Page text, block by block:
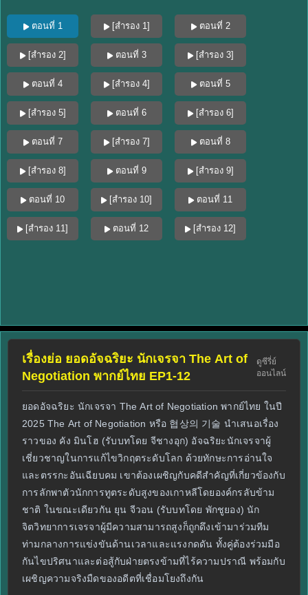
ตอนที่ 1 [สำรอง 1] ตอนที่ 2
[สำรอง 2] ตอนที่ 3 [สำรอง 3]
ตอนที่ 4 [สำรอง 4] ตอนที่ 5
[สำรอง 5] ตอนที่ 6 [สำรอง 6]
ตอนที่ 7 [สำรอง 7] ตอนที่ 8
[สำรอง 8] ตอนที่ 9 [สำรอง 9]
ตอนที่ 10 [สำรอง 10] ตอนที่ 11
[สำรอง 11] ตอนที่ 12 [สำรอง 12]
เรื่องย่อ ยอดอัจฉริยะ นักเจรจา The Art of
Negotiation พากย์ไทย EP1-12
ดูซีรี่ย์
ออนไลน์
ยอดอัจฉริยะ นักเจรจา The Art of Negotiation พากย์ไทย ในปี
2025 The Art of Negotiation หรือ 협상의 기술 นำเสนอเรื่อง
ราวของ คัง มินโฮ (รับบทโดย จีชางอุก) อัจฉริยะนักเจรจาผู้
เชี่ยวชาญในการแก้ไขวิกฤตระดับโลก ด้วยทักษะการอ่านใจ
และตรรกะอันเฉียบคม เขาต้องเผชิญกับคดีสำคัญที่เกี่ยวข้องกับ
การลักพาตัวนักการทูตระดับสูงของเกาหลีโดยองค์กรลับข้าม
ชาติ ในขณะเดียวกัน ยุน จีวอน (รับบทโดย พักชูยอง) นัก
จิตวิทยาการเจรจาผู้มีความสามารถสูงก็ถูกดึงเข้ามาร่วมทีม
ท่ามกลางการแข่งขันด้านเวลาและแรงกดดัน ทั้งคู่ต้องร่วมมือ
กันไขปริศนาและต่อสู้กับฝ่ายตรงข้ามที่ไร้ความปราณี พร้อมกับ
เผชิญความจริงมืดของอดีตที่เชื่อมโยงถึงกัน